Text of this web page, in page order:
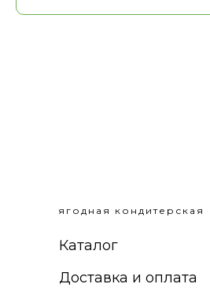
ягодная кондитерская
Каталог
Доставка и оплата